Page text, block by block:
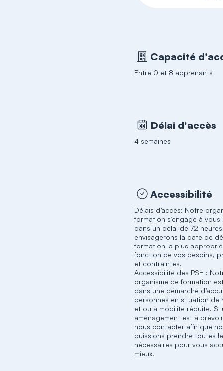
Capacité
Entre 0 et 8 apprenants
Délai d'accès
4 semaines
Accessibilité
Délais d’accès: Notre
formation s’engage à
dans un délai de 72
envisagerons la date de
formation la plus
fonction de vos besoins,
et contraintes.
Accessibilité des PSH :
organisme de formation
dans une démarche
personnes en situation de
et ou à mobilité réduite. Si
aménagement est à
nous contacter afin que
puissions prendre toutes
nécessaires pour vous
mieux.